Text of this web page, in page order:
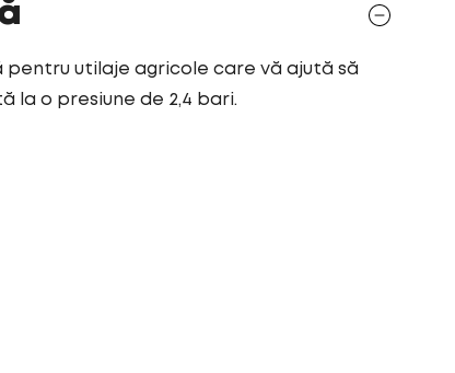
pentru utilaje agricole care vă ajută să
la o presiune de 2,4 bari.